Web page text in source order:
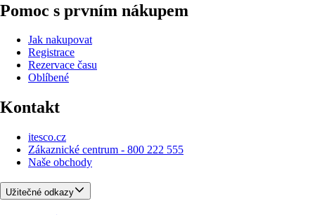
Pomoc s prvním nákupem
Jak nakupovat
Registrace
Rezervace času
Oblíbené
Kontakt
itesco.cz
Zákaznické centrum - 800 222 555
Naše obchody
Užitečné odkazy